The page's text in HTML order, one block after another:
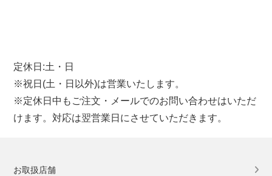
定休日:土・日
※祝日(土・日以外)は営業いたします。
※定休日中もご注文・メールでのお問い合わせはいただ
けます。対応は翌営業日にさせていただきます。
お取扱店舗